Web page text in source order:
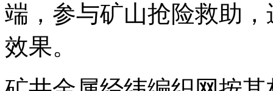
端，参与矿山抢险救助
效果。